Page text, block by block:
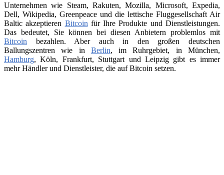
Unternehmen wie Steam, Rakuten, Mozilla, Microsoft, Expedia,
Dell, Wikipedia, Greenpeace und die lettische Fluggesellschaft Air
Baltic akzeptieren Bitcoin für Ihre Produkte und Dienstleistungen.
Das bedeutet, Sie können bei diesen Anbietern problemlos mit
Bitcoin bezahlen. Aber auch in den großen deutschen
Ballungszentren wie in Berlin, im Ruhrgebiet, in München,
Hamburg, Köln, Frankfurt, Stuttgart und Leipzig gibt es immer
mehr Händler und Dienstleister, die auf Bitcoin setzen.